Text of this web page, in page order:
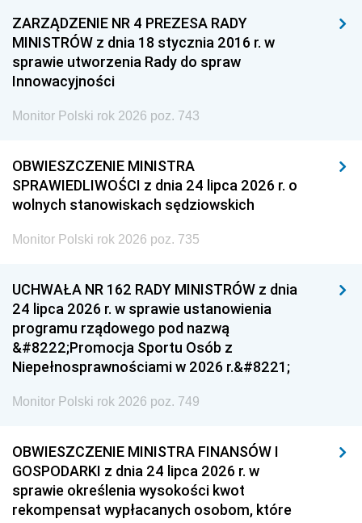
ZARZĄDZENIE NR 4 PREZESA RADY
MINISTRÓW z dnia 18 stycznia 2016 r. w
sprawie utworzenia Rady do spraw
Innowacyjności
Monitor Polski rok 2026 poz. 743
OBWIESZCZENIE MINISTRA
SPRAWIEDLIWOŚCI z dnia 24 lipca 2026 r. o
wolnych stanowiskach sędziowskich
Monitor Polski rok 2026 poz. 735
UCHWAŁA NR 162 RADY MINISTRÓW z dnia
24 lipca 2026 r. w sprawie ustanowienia
programu rządowego pod nazwą
&#8222;Promocja Sportu Osób z
Niepełnosprawnościami w 2026 r.&#8221;
Monitor Polski rok 2026 poz. 749
OBWIESZCZENIE MINISTRA FINANSÓW I
GOSPODARKI z dnia 24 lipca 2026 r. w
sprawie określenia wysokości kwot
rekompensat wypłacanych osobom, które